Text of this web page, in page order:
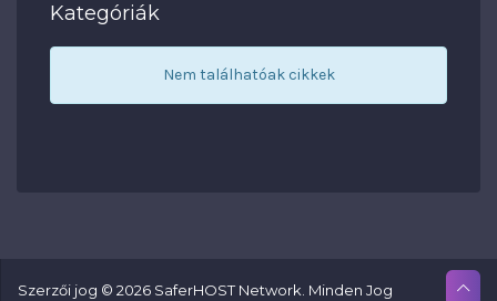
Kategóriák
Nem találhatóak cikkek
Szerzői jog © 2026 SaferHOST Network. Minden Jog